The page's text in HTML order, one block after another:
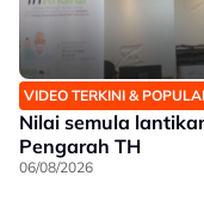
VIDEO TERKINI &
Nilai semula
Pengarah TH
06/08/2026